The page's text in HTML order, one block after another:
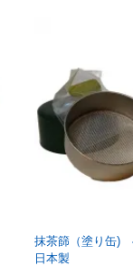
抹茶篩（塗り缶)
日本製